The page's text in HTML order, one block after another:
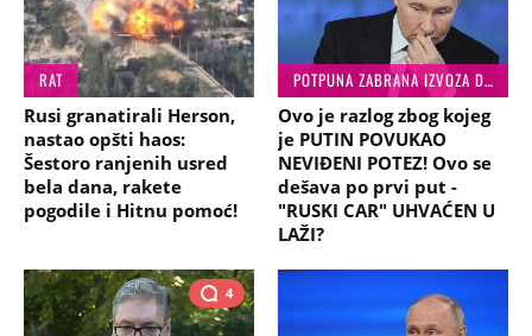
RAT
Rusi granatirali Herson,
nastao opšti haos:
Šestoro ranjenih usred
bela dana, rakete
pogodile i Hitnu pomoć!
POTPUNA ZABRANA IZVOZA DIZELA
Ovo je razlog zbog kojeg
je PUTIN POVUKAO
NEVIĐENI POTEZ! Ovo se
dešava po prvi put -
"RUSKI CAR" UHVAĆEN U
LAŽI?
4